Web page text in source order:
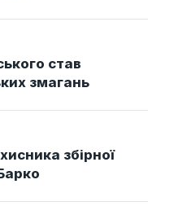
став
змагань
збірної